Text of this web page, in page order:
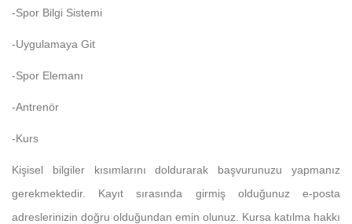
-Spor Bilgi Sistemi
-Uygulamaya Git
-Spor Elemanı
-Antrenör
-Kurs
Kişisel bilgiler kısımlarını doldurarak başvurunuzu yapmanız
gerekmektedir. Kayıt sırasında girmiş olduğunuz e-posta
adreslerinizin doğru olduğundan emin olunuz. Kursa katılma hakkı